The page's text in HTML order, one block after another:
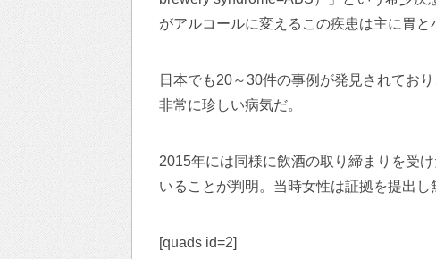
がアルコールに変えるこの疾患は主に胃と
日本でも20～30件の事例が発見されてお
非常に珍しい病気だ。
2015年には同様に飲酒の取り締まりを受
いることが判明。当時女性は証拠を提出し
[quads id=2]